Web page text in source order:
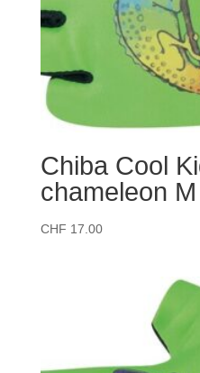
Chiba Cool
chameleon M
CHF 17.00